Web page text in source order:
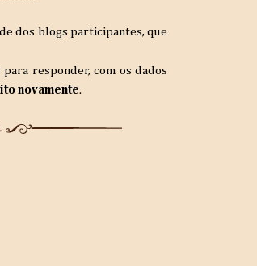
dos blogs participantes, que
para responder, com os dados
novamente.